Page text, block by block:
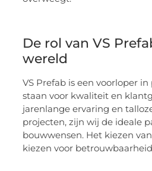
De rol van VS
wereld
VS Prefab is een voorloper
staan voor kwaliteit en
jarenlange ervaring en
projecten, zijn wij de ideale
bouwwensen. Het kiezen
kiezen voor